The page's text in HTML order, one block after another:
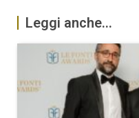
Leggi anche...